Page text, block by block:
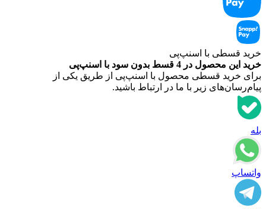
خرید قسطی با اسنپ‌‌پی
خرید این محصول در 4 قسط بدون سود با اسنپ‌‌پی
برای خرید قسطی محصول با اسنپ‌‌پی از طریق یکی از
پیام‌رسان‌های زیر با ما در ارتباط باشید.
بله
واتساپ